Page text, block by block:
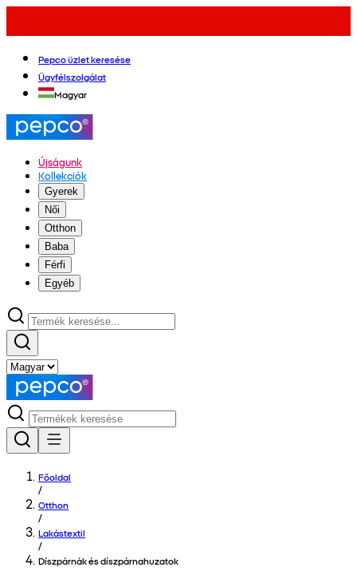
Pepco üzlet keresése
Ügyfélszolgálat
Magyar
Újságunk
Kollekciók
Gyerek
Női
Otthon
Baba
Férfi
Egyéb
Főoldal
/
Otthon
/
Lakástextil
/
Díszpárnák és díszpárnahuzatok